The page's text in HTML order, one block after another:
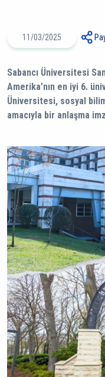
11/03/2025
Sabancı Üniversitesi
Amerika’nın en iyi 6.
Üniversitesi, sosyal
amacıyla bir anlaşma